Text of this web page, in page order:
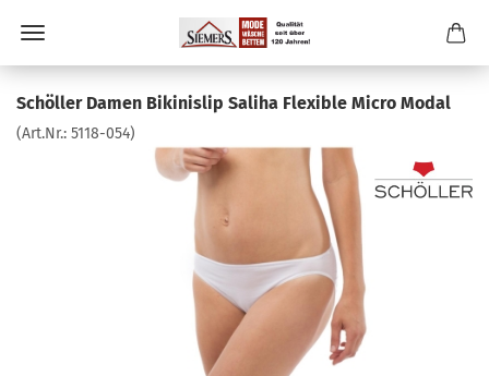
Schöller Damen Bikinislip Saliha Flexible Micro Modal
(Art.Nr.: 5118-054)